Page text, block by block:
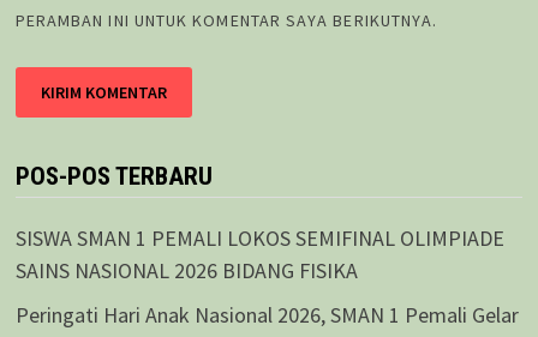
PERAMBAN INI UNTUK KOMENTAR SAYA BERIKUTNYA.
POS-POS TERBARU
SISWA SMAN 1 PEMALI LOKOS SEMIFINAL OLIMPIADE
SAINS NASIONAL 2026 BIDANG FISIKA
Peringati Hari Anak Nasional 2026, SMAN 1 Pemali Gelar